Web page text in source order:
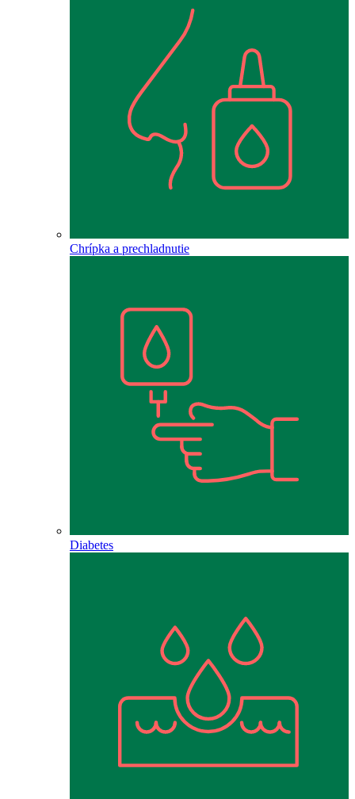
Chrípka a prechladnutie
Diabetes